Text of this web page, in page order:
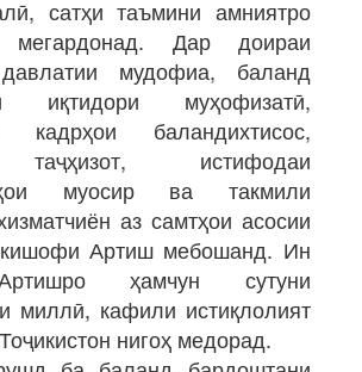
сатҳи таъмини амниятро
мегардонад. Дар доираи
мудофиа, баланд
иқтидори муҳофизатӣ,
кадрҳои баландихтисос,
истифодаи
муосир ва такмили
аз самтҳои асосии
Артиш мебошанд. Ин
ҳамчун сутуни
миллӣ, кафили истиқлолият
нигоҳ медорад.